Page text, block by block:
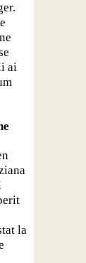
ai
la